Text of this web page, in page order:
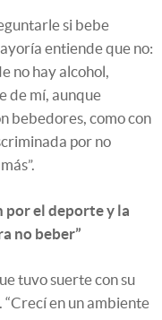
si bebe
entiende que no:
no hay alcohol,
de mí, aunque
bebedores, como con
por no
por el deporte y la
no beber”
tuvo suerte con su
“Crecí en un ambiente